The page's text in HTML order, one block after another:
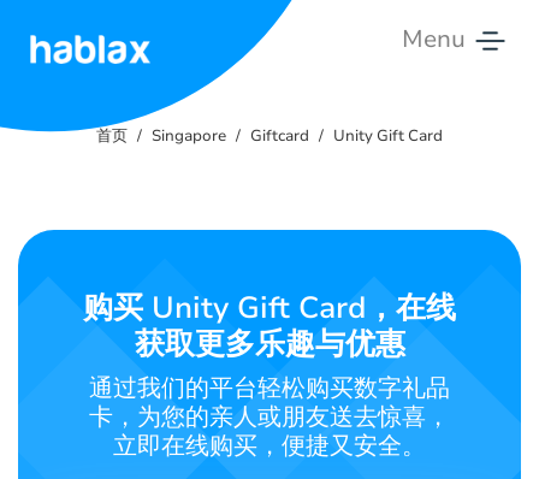
Menu
服
首页 Singapore Giftcard Unity Gift Card
购买 Unity Gift Card，在线
获取更多乐趣与优惠
通过我们的平台轻松购买数字礼品
卡，为您的亲人或朋友送去惊喜，
立即在线购买，便捷又安全。